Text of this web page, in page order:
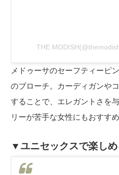
THE
メドゥーサのセーフティーピ
のブローチ。カーディガンや
することで、エレガントさを
リーが苦手な女性にもおすすめ
▼ユニセックスで楽しめ